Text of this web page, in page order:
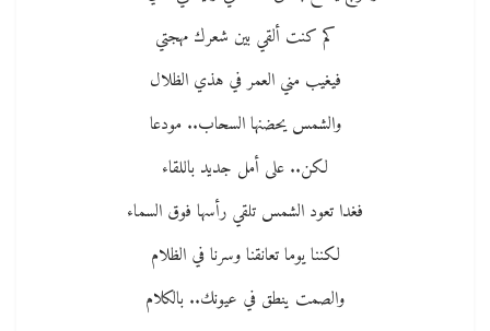
كم كنت ألقي بين شعرك مهجتي
فيغيب مني العمر في هذي الظلال
والشمس يحضنها السحاب.. مودعا
لكن.. على أمل جديد باللقاء
فغدا تعود الشمس تلقي رأسها فوق السماء
لكننا يوما تعانقنا وسرنا في الظلام
والصمت ينطق في عيونك.. بالكلام